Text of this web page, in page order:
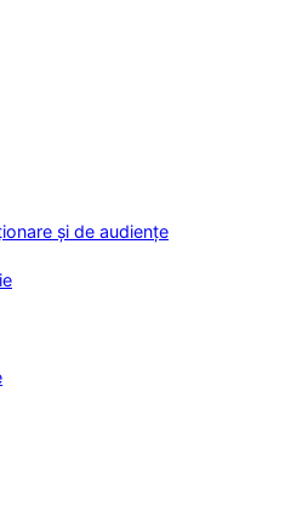
și de audiențe